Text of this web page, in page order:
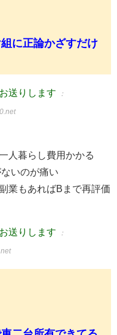
に正論かざすだけ
送りします ：
人暮らし費用かかる
いのが痛い
業もあればBまで再評価
送りします ：